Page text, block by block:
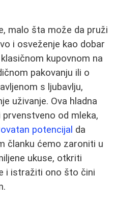
malo šta može da pruži
i osveženje kao dobar
kupovnom na
pakovanju ili o
s ljubavlju,
uživanje. Ova hladna
od mleka,
potencijal da
članku ćemo zaroniti u
ukuse, otkriti
i istražiti ono što čini